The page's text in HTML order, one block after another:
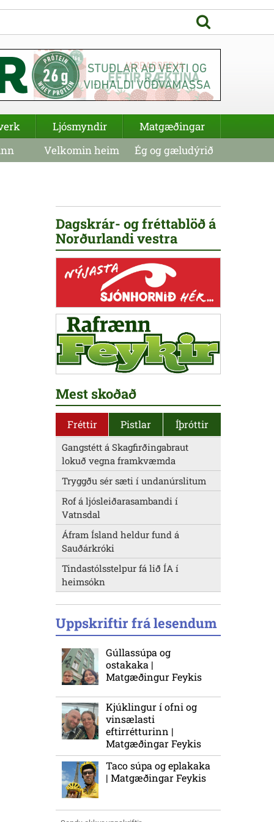
Dagskrár- og fréttablöð á
Norðurlandi vestra
Mest skoðað
Fréttir Pistlar Íþróttir
Gangstétt á Skagfirðingabraut
lokuð vegna framkvæmda
Tryggðu sér sæti í undanúrslitum
Rof á ljósleiðarasambandi í
Vatnsdal
Áfram Ísland heldur fund á
Sauðárkróki
Tindastólsstelpur fá lið ÍA í
heimsókn
Uppskriftir frá lesendum
Gúllassúpa og
ostakaka |
Matgæðingur Feykis
Kjúklingur í ofni og
vinsælasti
eftirrétturinn |
Matgæðingar Feykis
Taco súpa og eplakaka
| Matgæðingar Feykis
Ljósmyndir
Matgæðingar
Velkomin heim Ég og gæludýrið